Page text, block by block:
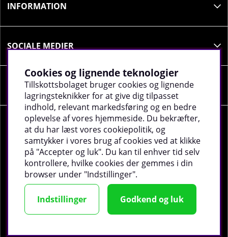
INFORMATION
SOCIALE MEDIER
VIRKSOMHEDSOPLYSNINGER
©2026 tillskottsbolaget.dk. Vi bruger cookies -Læs
mere.
Cookies og lignende teknologier
Tillskottsbolaget bruger cookies og lignende
lagringsteknikker for at give dig tilpasset
indhold, relevant markedsføring og en bedre
oplevelse af vores hjemmeside. Du bekræfter,
at du har læst vores cookiepolitik, og
samtykker i vores brug af cookies ved at klikke
på "Accepter og luk". Du kan til enhver tid selv
kontrollere, hvilke cookies der gemmes i din
browser under "Indstillinger".
Indstillinger Godkend og luk